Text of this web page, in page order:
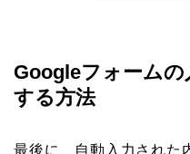
Googleフォームの
する方法
最後に、自動入力された